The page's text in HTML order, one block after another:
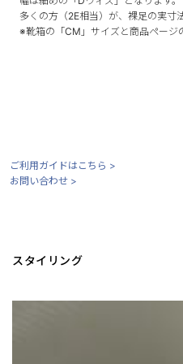
多くの方（2E相当）が、裸足の実寸
※靴箱の「CM」サイズと商品ページ
ご利用ガイドはこちら >
お問い合わせ >
スタイリング